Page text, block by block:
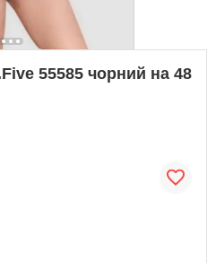
55585 чорний на 48